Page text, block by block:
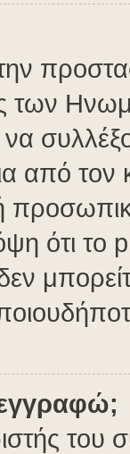
των
από τον
ότι το
του